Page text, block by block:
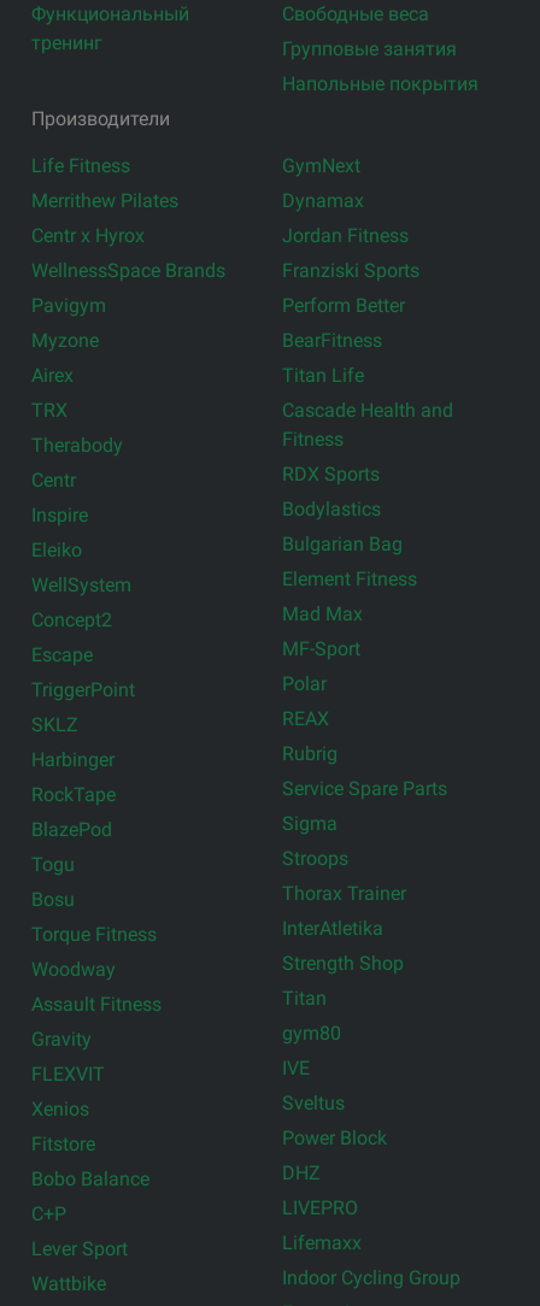
Функциональный
тренинг
Свободные веса
Групповые занятия
Напольные покрытия
Производители
Life Fitness
Merrithew Pilates
Centr x Hyrox
WellnessSpace Brands
Pavigym
Myzone
Airex
TRX
Therabody
Centr
Inspire
Eleiko
WellSystem
Concept2
Escape
TriggerPoint
SKLZ
Harbinger
RockTape
BlazePod
Togu
Bosu
Torque Fitness
Woodway
Assault Fitness
Gravity
FLEXVIT
Xenios
Fitstore
Bobo Balance
C+P
Lever Sport
Wattbike
GymNext
Dynamax
Jordan Fitness
Franziski Sports
Perform Better
BearFitness
Titan Life
Cascade Health and
Fitness
RDX Sports
Bodylastics
Bulgarian Bag
Element Fitness
Mad Max
MF-Sport
Polar
REAX
Rubrig
Service Spare Parts
Sigma
Stroops
Thorax Trainer
InterAtletika
Strength Shop
Titan
gym80
IVE
Sveltus
Power Block
DHZ
LIVEPRO
Lifemaxx
Indoor Cycling Group